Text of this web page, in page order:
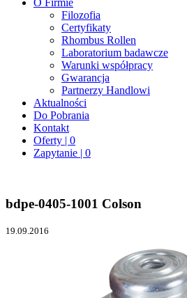
O Firmie
Filozofia
Certyfikaty
Rhombus Rollen
Laboratorium badawcze
Warunki współpracy
Gwarancja
Partnerzy Handlowi
Aktualności
Do Pobrania
Kontakt
Oferty | 0
Zapytanie | 0
bdpe-0405-1001 Colson
19.09.2016